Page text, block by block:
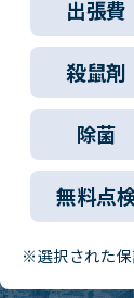
出張費
殺鼠剤
除菌
無料点
※選択された保